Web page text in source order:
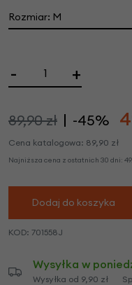
Rozmiar: M
- +
89,90 zł -45%
Cena katalogowa: 89,90 zł
Najniższa cena z ostatnich 30 dni:
Dodaj do koszyka
KOD: 701558J
Wysyłka w
Wysyłka od 9,90 zł